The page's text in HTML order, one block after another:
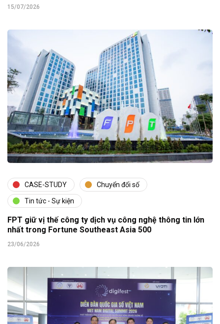
15/07/2026
CASE-STUDY Chuyển đổi số
Tin tức - Sự kiện
FPT giữ vị thế công ty dịch vụ công nghệ thông tin lớn
nhất trong Fortune Southeast Asia 500
23/06/2026